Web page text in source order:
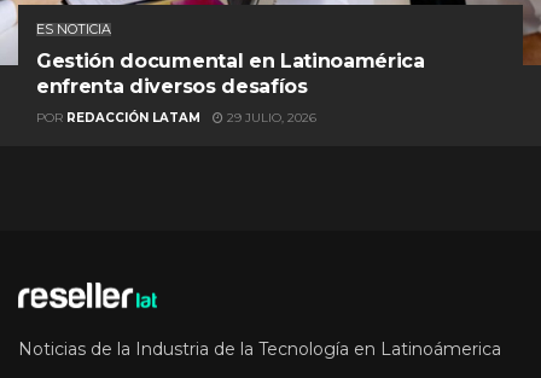
ES NOTICIA
Gestión documental en Latinoamérica
enfrenta diversos desafíos
POR REDACCIÓN LATAM 29 JULIO, 2026
Noticias de la Industria de la Tecnología en Latinoámerica